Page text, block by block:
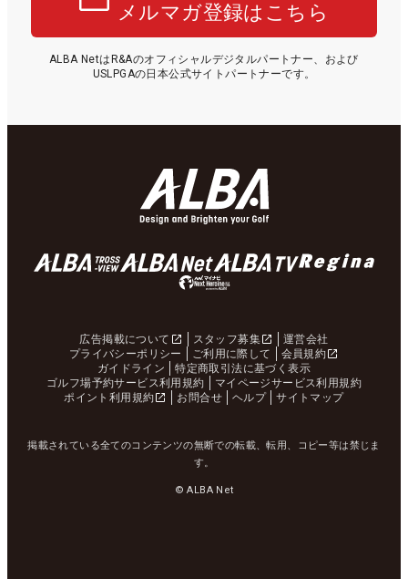
メルマガ登録はこちら
ALBA NetはR&Aのオフィシャルデジタルパートナー、および
USLPGAの日本公式サイトパートナーです。
広告掲載について スタッフ募集
運営会社
プライバシーポリシー
ご利用に際して
会員規約
ガイドライン
特定商取引法に基づく表示
ゴルフ場予約サービス利用規約
マイページサービス利用規約
ポイント利用規約
お問合せ ヘルプ サイトマップ
掲載されている全てのコンテンツの無断での転載、転用、コピー等は禁じま
す。
© ALBA Net